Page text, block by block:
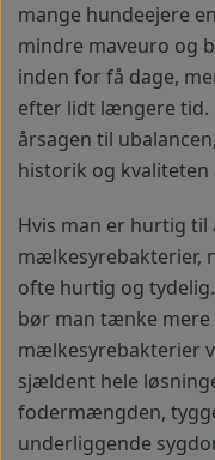
mange hundeejere
mindre maveuro og
inden for få dage,
efter lidt længere
årsagen til
historik og
Hvis man er hurtig
mælkesyrebakterier,
ofte hurtig og
bør man tænke mere
mælkesyrebakterier
sjældent hele
fodermængden,
underliggende